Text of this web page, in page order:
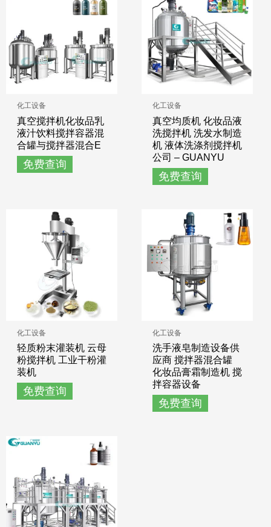
化工设备
真空搅拌机化妆品乳
液汁饮料搅拌容器混
合罐与搅拌器混合E
免费查询
化工设备
真空均质机 化妆品液
洗搅拌机 洗发水制造
机 液体洗涤剂搅拌机
公司 – GUANYU
免费查询
化工设备
轻质粉末灌装机 云母
粉搅拌机 工业干粉灌
装机
免费查询
化工设备
洗手液皂制造设备供
应商 搅拌器混合罐
化妆品膏霜制造机 搅
拌容器设备
免费查询